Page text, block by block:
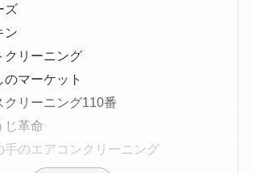
ズ
ン
クリーニング
のマーケット
クリーニング110番
じ革命
手のエアコンクリーニング